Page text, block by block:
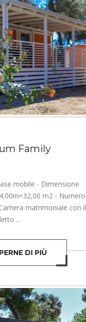
Family
mobile - Dimensione
m2 - Numero
matrimoniale con il
letto ...
DI PIÙ